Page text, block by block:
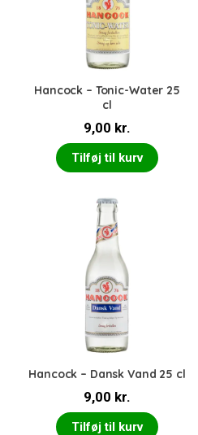
Hancock – Tonic-Water 25
cl
9,00 kr.
Tilføj til kurv
Hancock – Dansk Vand 25 cl
9,00 kr.
Tilføj til kurv